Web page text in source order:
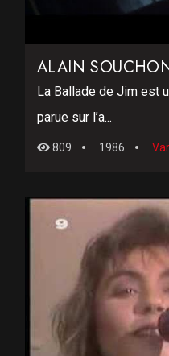
La Ballade de Jim est
parue sur l’a...
809 1986